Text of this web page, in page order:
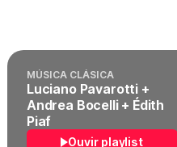
MÚSICA CLÁSICA
Luciano Pavarotti +
Andrea Bocelli + Édith
Piaf
Ouvir playlist